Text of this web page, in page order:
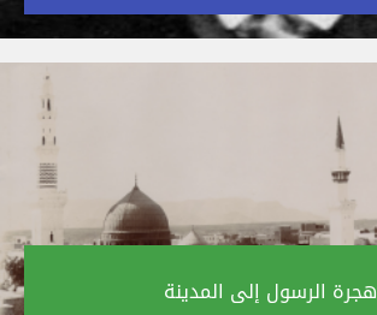
هجرة الرسول إلى المدينة‎